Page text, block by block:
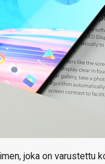
joka on varustettu